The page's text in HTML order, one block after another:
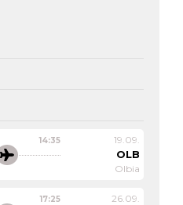
14:35 19.09.
OLB
Olbia
17:25 26.09.